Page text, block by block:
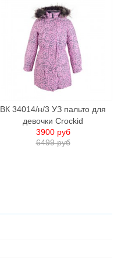
ВК 34014/н/3 УЗ пальто для
девочки Crockid
6499 руб
3900 руб